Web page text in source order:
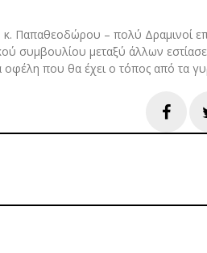
Παπαθεοδώρου – πολύ Δραμινοί
συμβουλίου μεταξύ άλλων εστίασε
οφέλη που θα έχει ο τόπος από τα